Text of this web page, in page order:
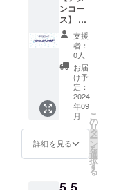
ンコー
ス】 ・
Selfish
feat.
shuffle
kings楽
CD（Ar
e You
ready？
/star:fr
ost）
支援
者：
0人
お届
け予
定：
2024
年09
月
詳細を見る
こ
の
リ
タ
ー
ン
を
選
択
す
る